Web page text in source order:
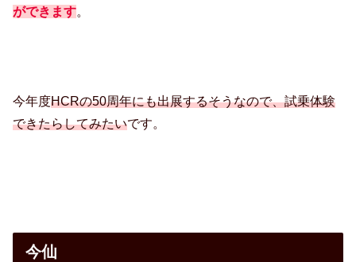
ができます。
今年度HCRの50周年にも出展するそうなので、試乗体験
できたらしてみたいです。
今仙